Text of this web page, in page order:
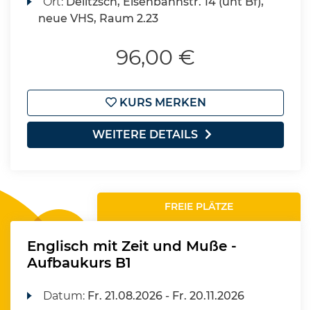
neue VHS, Raum 2.23
96,00 €
KURS MERKEN
WEITERE DETAILS
FREIE PLÄTZE
Englisch mit Zeit und Muße -
Aufbaukurs B1
Datum: Fr. 21.08.2026 - Fr. 20.11.2026